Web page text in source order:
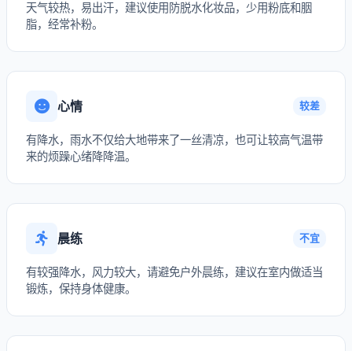
天气较热，易出汗，建议使用防脱水化妆品，少用粉底和胭
脂，经常补粉。
心情 较差
有降水，雨水不仅给大地带来了一丝清凉，也可让较高气温带
来的烦躁心绪降降温。
晨练 不宜
有较强降水，风力较大，请避免户外晨练，建议在室内做适当
锻炼，保持身体健康。